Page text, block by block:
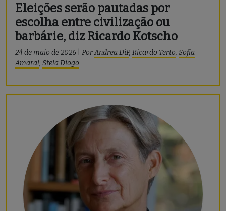
Eleições serão pautadas por
escolha entre civilização ou
barbárie, diz Ricardo Kotscho
24 de maio de 2026 PorAndrea DiP, Ricardo Terto, Sofia
Amaral, Stela Diogo